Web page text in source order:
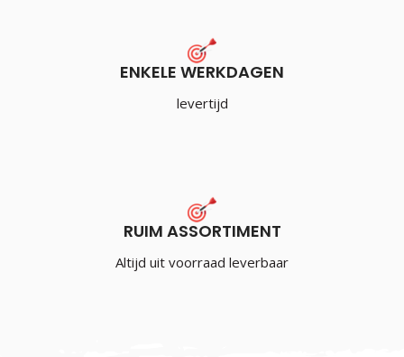
ENKELE WERKDAGEN
levertijd
RUIM ASSORTIMENT
Altijd uit voorraad leverbaar